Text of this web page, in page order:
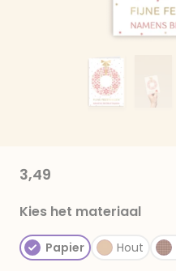
3,49
Kies het materiaal
Papier Hout